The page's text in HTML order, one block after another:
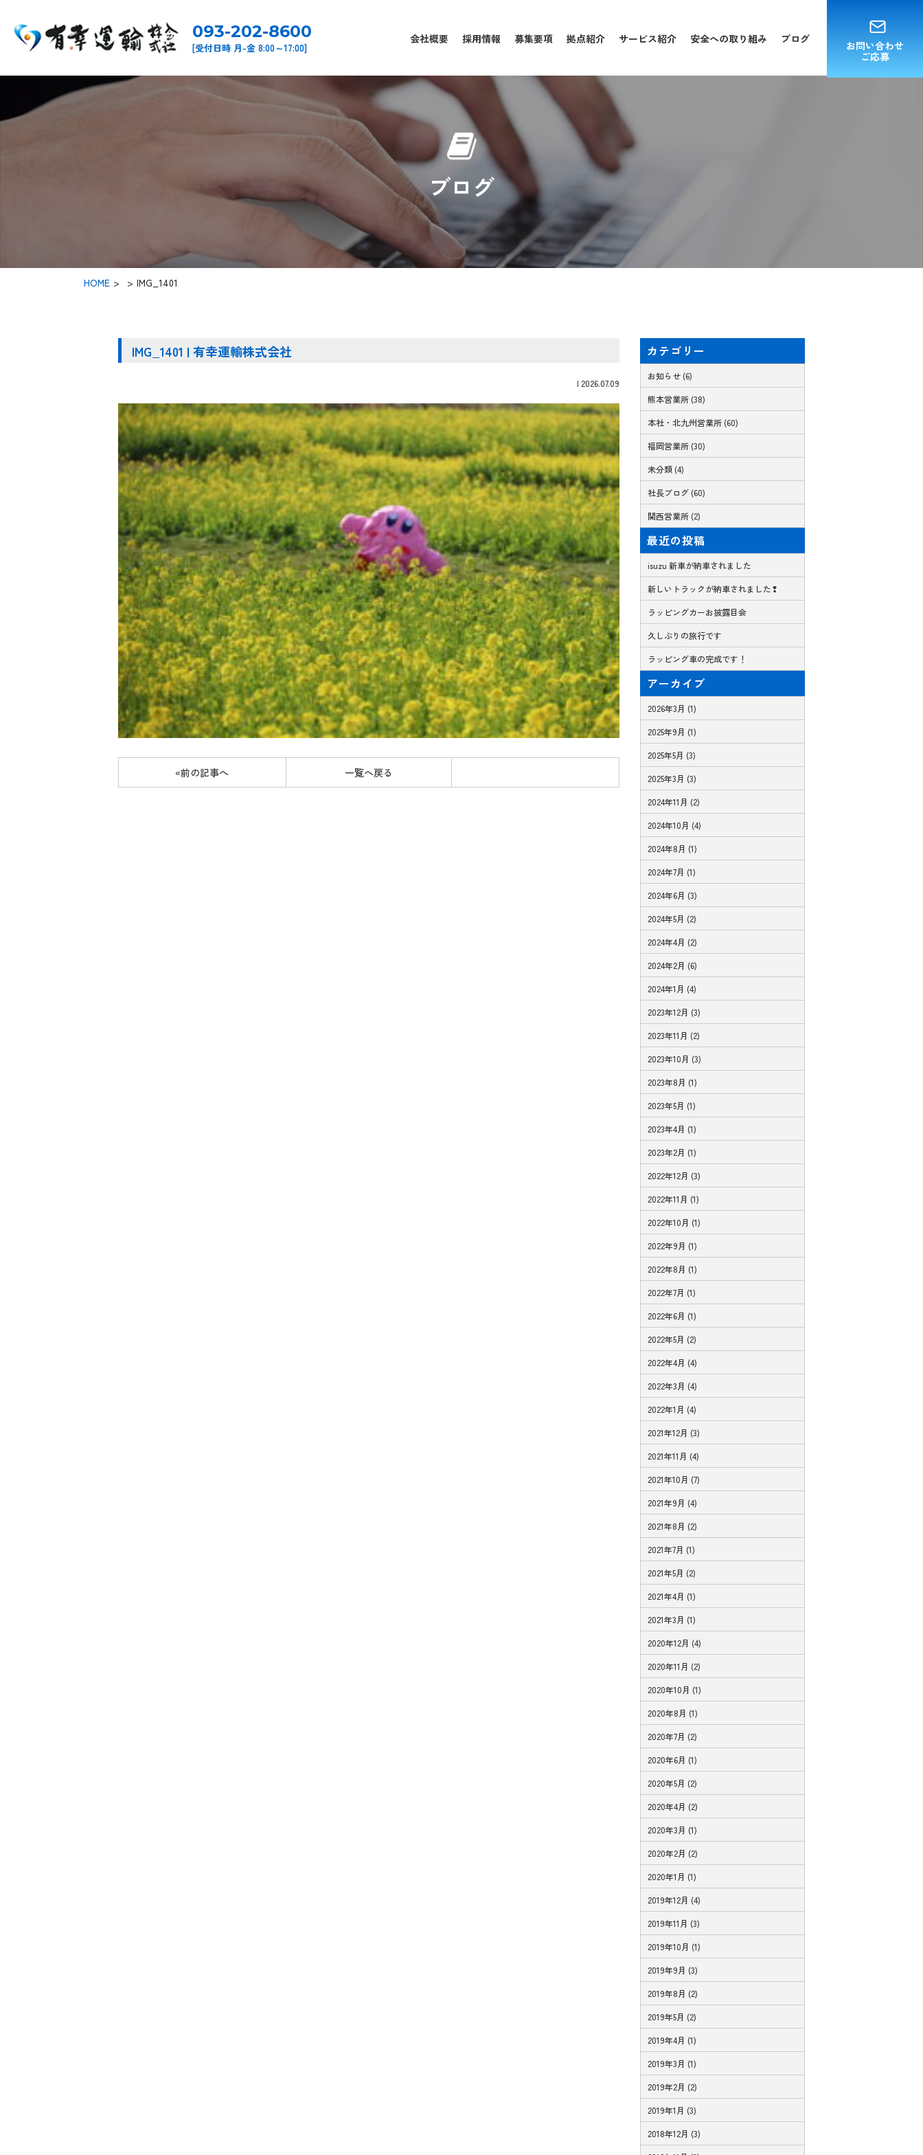
093-202-8600
[受付日時 月-金 8:00～17:00]
会社概要 採用情報 募集要項 拠点紹介 サービス紹介 安全への取り組み ブログ
お問い合わせ
ご応募
ブログ
HOME > IMG_1401
IMG_1401 | 有幸運輸株式会社
| 2026.07.09
«前の記事へ 一覧へ戻る
カテゴリー
お知らせ (6)
熊本営業所 (38)
本社・北九州営業所 (60)
福岡営業所 (30)
未分類 (4)
社長ブログ (60)
関西営業所 (2)
最近の投稿
isuzu 新車が納車されました
新しいトラックが納車されました❢
ラッピングカーお披露目会
久しぶりの旅行です
ラッピング車の完成です！
アーカイブ
2026年3月 (1)
2025年9月 (1)
2025年5月 (3)
2025年3月 (3)
2024年11月 (2)
2024年10月 (4)
2024年8月 (1)
2024年7月 (1)
2024年6月 (3)
2024年5月 (2)
2024年4月 (2)
2024年2月 (6)
2024年1月 (4)
2023年12月 (3)
2023年11月 (2)
2023年10月 (3)
2023年8月 (1)
2023年5月 (1)
2023年4月 (1)
2023年2月 (1)
2022年12月 (3)
2022年11月 (1)
2022年10月 (1)
2022年9月 (1)
2022年8月 (1)
2022年7月 (1)
2022年6月 (1)
2022年5月 (2)
2022年4月 (4)
2022年3月 (4)
2022年1月 (4)
2021年12月 (3)
2021年11月 (4)
2021年10月 (7)
2021年9月 (4)
2021年8月 (2)
2021年7月 (1)
2021年5月 (2)
2021年4月 (1)
2021年3月 (1)
2020年12月 (4)
2020年11月 (2)
2020年10月 (1)
2020年8月 (1)
2020年7月 (2)
2020年6月 (1)
2020年5月 (2)
2020年4月 (2)
2020年3月 (1)
2020年2月 (2)
2020年1月 (1)
2019年12月 (4)
2019年11月 (3)
2019年10月 (1)
2019年9月 (3)
2019年8月 (2)
2019年5月 (2)
2019年4月 (1)
2019年3月 (1)
2019年2月 (2)
2019年1月 (3)
2018年12月 (3)